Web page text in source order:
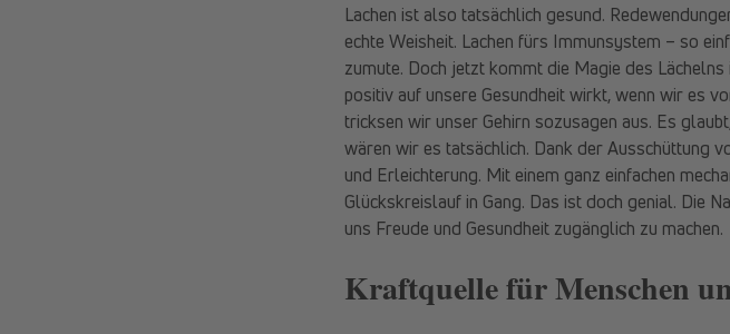
Lachen ist also tatsächlich gesund.
echte Weisheit. Lachen fürs Immunsystem – so
zumute. Doch jetzt kommt die Magie des
positiv auf unsere Gesundheit wirkt, wenn wir es
tricksen wir unser Gehirn sozusagen aus. Es
wären wir es tatsächlich. Dank der Ausschüttung
und Erleichterung. Mit einem ganz einfachen
Glückskreislauf in Gang. Das ist doch genial. Die
uns Freude und Gesundheit zugänglich zu machen.
Kraftquelle für Menschen